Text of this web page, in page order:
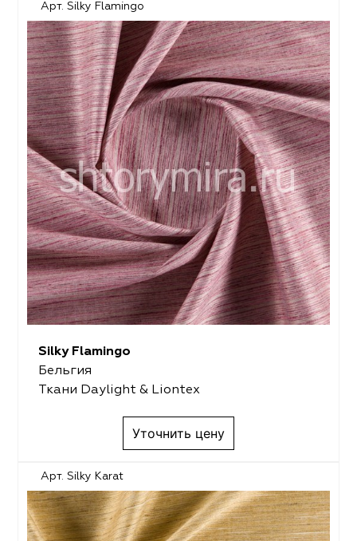
Арт. Silky Flamingo
Silky Flamingo
Бельгия
Ткани Daylight & Liontex
Уточнить цену
Арт. Silky Karat